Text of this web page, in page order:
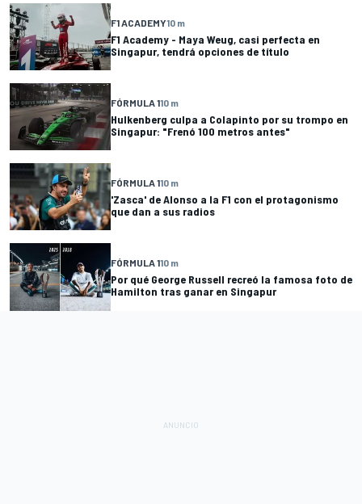
F1 ACADEMY10 m
F1 Academy - Maya Weug, casi perfecta en
Singapur, tendrá opciones de título
FÓRMULA 110 m
Hulkenberg culpa a Colapinto por su trompo en
Singapur: "Frenó 100 metros antes"
FÓRMULA 110 m
'Zasca' de Alonso a la F1 con el protagonismo
que dan a sus radios
FÓRMULA 110 m
Por qué George Russell recreó la famosa foto de
Hamilton tras ganar en Singapur